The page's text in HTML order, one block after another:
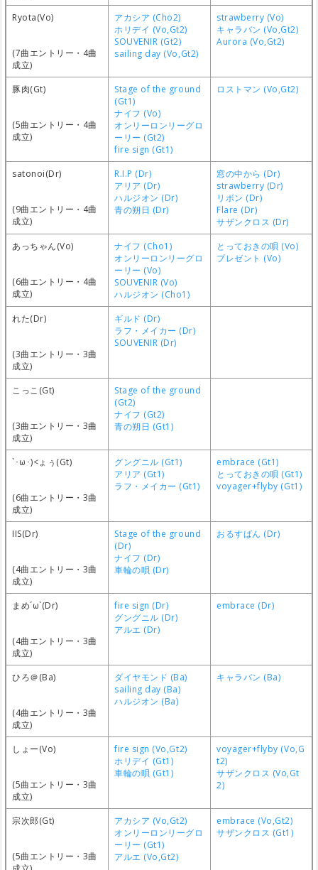
Ryota(Vo)
(7曲エントリー・4曲
成立)
アカシア (Cho2)
ホリデイ (Vo,Gt2)
SOUVENIR (Gt2)
sailing day (Vo,Gt2)
strawberry (Vo)
キャラバン (Vo,Gt2)
Aurora (Vo,Gt2)
豚肉(Gt)
(5曲エントリー・4曲
成立)
Stage of the ground
(Gt1)
ナイフ (Vo)
オンリーロンリーグロ
ーリー (Gt2)
fire sign (Gt1)
ロストマン (Vo,Gt2)
satonoi(Dr)
(9曲エントリー・4曲
成立)
R.I.P (Dr)
アリア (Dr)
ハルジオン (Dr)
青の朔日 (Dr)
窓の中から (Dr)
strawberry (Dr)
リボン (Dr)
Flare (Dr)
サザンクロス (Dr)
あっちゃん(Vo)
(6曲エントリー・4曲
成立)
ナイフ (Cho1)
オンリーロンリーグロ
ーリー (Vo)
SOUVENIR (Vo)
ハルジオン (Cho1)
とっておきの唄 (Vo)
プレゼント (Vo)
れた(Dr)
(3曲エントリー・3曲
成立)
ギルド (Dr)
ラフ・メイカー (Dr)
SOUVENIR (Dr)
こっこ(Gt)
(3曲エントリー・3曲
成立)
Stage of the ground
(Gt2)
ナイフ (Gt2)
青の朔日 (Gt1)
`･ω･)<ょぅ(Gt)
(6曲エントリー・3曲
成立)
グングニル (Gt1)
アリア (Gt1)
ラフ・メイカー (Gt1)
embrace (Gt1)
とっておきの唄 (Gt1)
voyager+flyby (Gt1)
IIS(Dr)
(4曲エントリー・3曲
成立)
Stage of the ground
(Dr)
ナイフ (Dr)
車輪の唄 (Dr)
おるすばん (Dr)
まめ´ω`(Dr)
(4曲エントリー・3曲
成立)
fire sign (Dr)
グングニル (Dr)
アルエ (Dr)
embrace (Dr)
ひろ＠(Ba)
(4曲エントリー・3曲
成立)
ダイヤモンド (Ba)
sailing day (Ba)
ハルジオン (Ba)
キャラバン (Ba)
しょー(Vo)
(5曲エントリー・3曲
成立)
fire sign (Vo,Gt2)
ホリデイ (Gt1)
車輪の唄 (Gt1)
voyager+flyby (Vo,G
t2)
サザンクロス (Vo,Gt
2)
宗次郎(Gt)
(5曲エントリー・3曲
アカシア (Vo,Gt2)
オンリーロンリーグロ
ーリー (Gt1)
アルエ (Vo,Gt2)
embrace (Vo,Gt2)
サザンクロス (Gt1)